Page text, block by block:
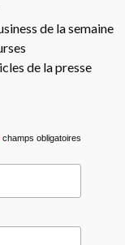
de la semaine
de la presse
champs obligatoires